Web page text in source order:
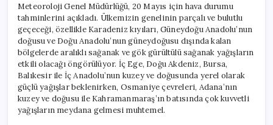
ve
Yağış
Uyarıları!
için
Meteoroloji Genel Müdürlüğü, 20 Mayıs için hava durumu
tahminlerini açıkladı. Ülkemizin genelinin parçalı ve bulutlu
geçeceği, özellikle Karadeniz kıyıları, Güneydoğu Anadolu’nun
doğusu ve Doğu Anadolu’nun güneydoğusu dışında kalan
bölgelerde aralıklı sağanak ve gök gürültülü sağanak yağışların
etkili olacağı öngörülüyor. İç Ege, Doğu Akdeniz, Bursa,
Balıkesir ile İç Anadolu’nun kuzey ve doğusunda yerel olarak
güçlü yağışlar beklenirken, Osmaniye çevreleri, Adana’nın
kuzey ve doğusu ile Kahramanmaraş’ın batısında çok kuvvetli
yağışların meydana gelmesi muhtemel.